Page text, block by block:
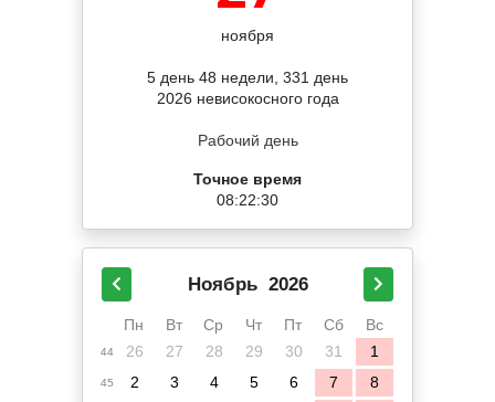
ноября
5 день 48 недели, 331 день
2026 невисокосного года
Рабочий день
Точное время
08:22:30
Ноябрь 2026
Пн Вт Ср Чт Пт Сб Вс
44 26 27 28 29 30 31 1
45 2 3 4 5 6 7 8